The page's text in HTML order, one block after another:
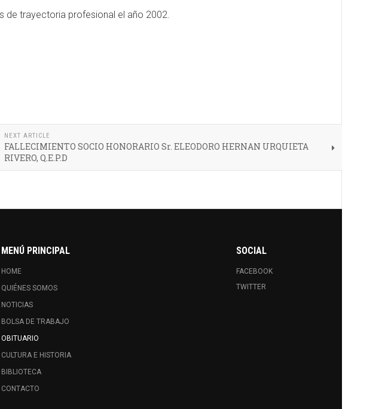
de trayectoria profesional el año 2002.
NEXT ARTICLE
FALLECIMIENTO SOCIO HONORARIO Sr. ELEODORO HERNAN URQUIETA
RIVERO, Q.E.P.D
MENÚ PRINCIPAL
HOME
QUIÉNES SOMOS
NOTICIAS
BOLSA DE TRABAJO
OBITUARIO
CULTURA E HISTORIA
BIBLIOTECA
CONTACTO
SOCIAL
FACEBOOK
TWITTER